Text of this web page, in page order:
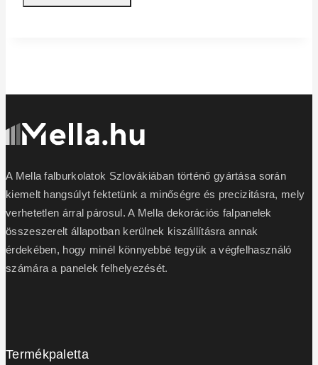
A Mella falburkolatok Szlovákiában történő gyártása során
kiemelt hangsúlyt fektetünk a minőségre és precizitásra, mely
verhetetlen árral párosul. A Mella dekorációs falpanelek
összeszerelt állapotban kerülnek kiszállításra annak
érdekében, hogy minél könnyebbé tegyük a végfelhasználó
számára a panelek felhelyezését.
Termékpaletta